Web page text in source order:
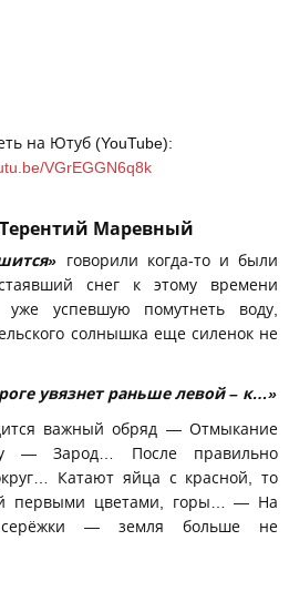
на Ютуб (YouTube):
VGrEGGN6q8k
Маревный
говорили когда-то и были
снег к этому времени
успевшую помутнеть воду,
солнышка еще силенок не
увязнет раньше левой – к…»
важный обряд — Отмыкание
— Зарод… После правильно
Катают яйца с красной, то
первыми цветами, горы… — На
серёжки — земля больше не